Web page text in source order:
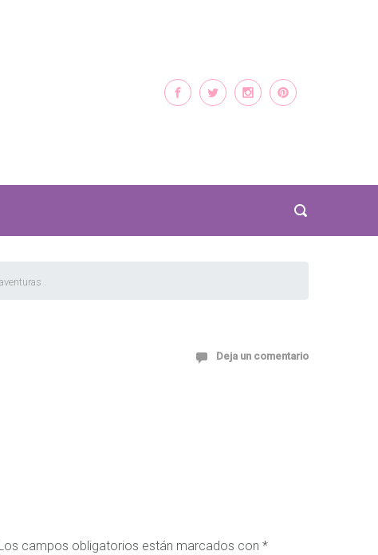
.
Deja un comentario
Los campos obligatorios están marcados con *